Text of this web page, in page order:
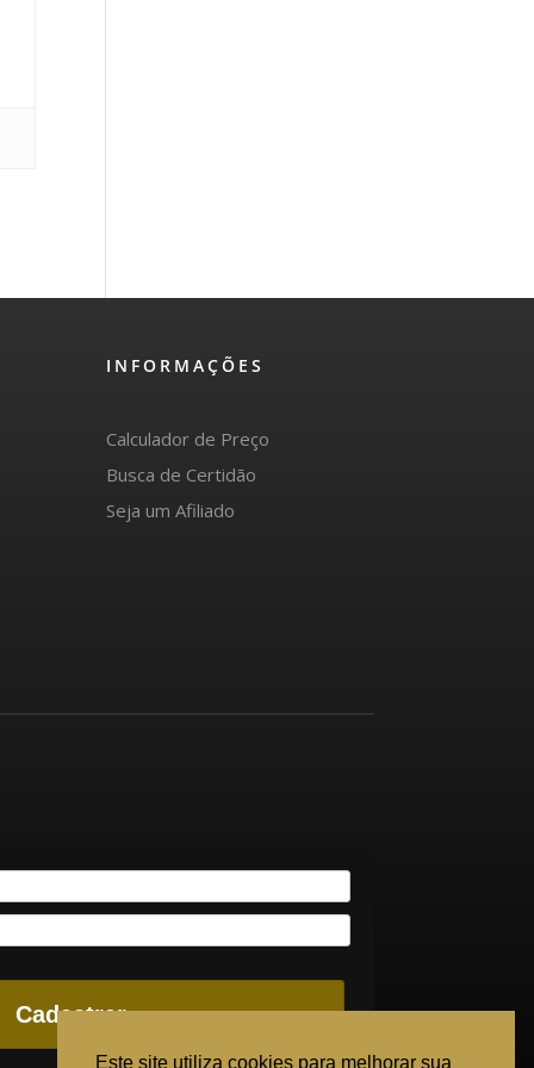
INFORMAÇÕES
Calculador de Preço
Busca de Certidão
Seja um Afiliado
Cadastrar
Este site utiliza cookies para melhorar sua